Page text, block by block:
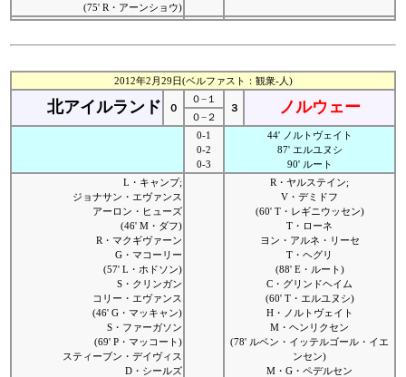
(75' R・アーンショウ)
2012年2月29日(ベルファスト：観衆-人)
北アイルランド ０
０−１
３
ノルウェー
０−２
0-1
0-2
0-3
44' ノルトヴェイト
87' エルユヌシ
90' ルート
L・キャンプ;
ジョナサン・エヴァンス
アーロン・ヒューズ
(46' M・ダフ)
R・マクギヴァーン
G・マコーリー
(57' L・ホドソン)
S・クリンガン
コリー・エヴァンス
(46' G・マッキャン)
S・ファーガソン
(69' P・マッコート)
スティーブン・デイヴィス
D・シールズ
R・ヤルステイン;
V・デミドフ
(60' T・レギニウッセン)
T・ローネ
ヨン・アルネ・リーセ
T・ヘグリ
(88' E・ルート)
C・グリンドヘイム
(60' T・エルユヌシ)
H・ノルトヴェイト
M・ヘンリクセン
(78' ルベン・イッテルゴール・イエ
ンセン)
M・G・ペデルセン